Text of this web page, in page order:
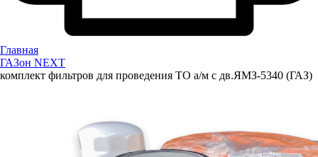
Главная
ГАЗон NEXT
комплект фильтров для проведения ТО а/м с дв.ЯМЗ-5340 (ГАЗ)